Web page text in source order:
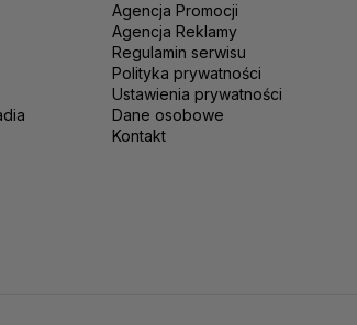
Agencja Promocji
Agencja Reklamy
Regulamin serwisu
Polityka prywatności
Ustawienia prywatności
Dane osobowe
Kontakt